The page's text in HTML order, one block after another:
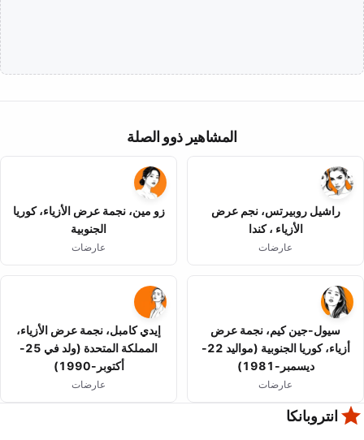
المشاهير ذوو الصلة
راشيل روبيرتس، نجم عرض
الأزياء ، كندا
عارضات
زو مين، نجمة عرض الأزياء، كوريا
الجنوبية
عارضات
سيول-جين كيم، نجمة عرض
أزياء، كوريا الجنوبية (مواليد 22-
ديسمبر-1981)
عارضات
إيدي كامبل، نجمة عرض الأزياء،
المملكة المتحدة (ولد في 25-
أكتوبر-1990)
عارضات
انتروبانكا